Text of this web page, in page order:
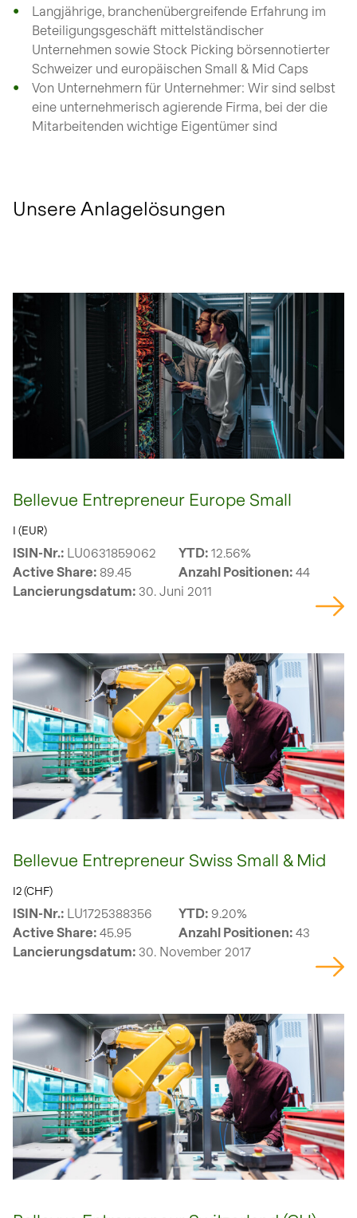
Langjährige, branchenübergreifende Erfahrung im
Beteiligungsgeschäft mittelständischer
Unternehmen sowie Stock Picking börsennotierter
Schweizer und europäischen Small & Mid Caps
Von Unternehmern für Unternehmer: Wir sind selbst
eine unternehmerisch agierende Firma, bei der die
Mitarbeitenden wichtige Eigentümer sind
Unsere Anlagelösungen
Bellevue Entrepreneur Europe Small
I (EUR)
ISIN-Nr.: LU0631859062 YTD: 12.56%
Active Share: 89.45 Anzahl Positionen: 44
Lancierungsdatum: 30. Juni 2011
Bellevue Entrepreneur Swiss Small & Mid
I2 (CHF)
ISIN-Nr.: LU1725388356 YTD: 9.20%
Active Share: 45.95 Anzahl Positionen: 43
Lancierungsdatum: 30. November 2017